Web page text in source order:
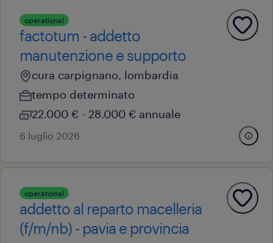
operational
factotum - addetto
manutenzione e supporto
cura carpignano, lombardia
tempo determinato
22.000 € - 28.000 € annuale
6 luglio 2026
operational
addetto al reparto macelleria
(f/m/nb) - pavia e provincia